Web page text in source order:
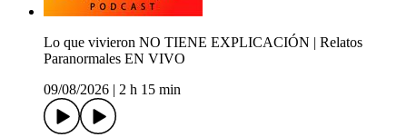
Lo que vivieron NO TIENE EXPLICACIÓN | Relatos
Paranormales EN VIVO
09/08/2026
2 h 15 min